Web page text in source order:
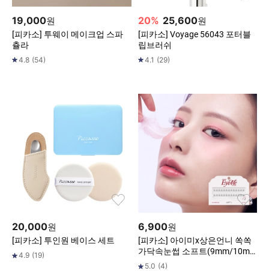
19,000원
[피카소] 투웨이 메이크업 스파
츌라
4.8 (54)
20% 25,600원
[피카소] Voyage 56043 포터블
립브러쉬
4.1 (29)
20,000원
[피카소] 투인원 베이스 세트
4.9 (19)
6,900원
[피카소] 아이미x상은언니 쏙쏙
가닥속눈썹 소프트(9mm/10mm
택 1)
5.0 (4)